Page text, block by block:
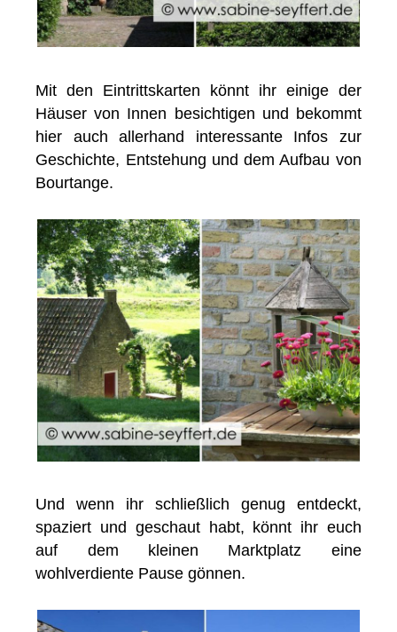
Mit den Eintrittskarten könnt ihr einige der
Häuser von Innen besichtigen und bekommt
hier auch allerhand interessante Infos zur
Geschichte, Entstehung und dem Aufbau von
Bourtange.
Und wenn ihr schließlich genug entdeckt,
spaziert und geschaut habt, könnt ihr euch
auf dem kleinen Marktplatz eine
wohlverdiente Pause gönnen.